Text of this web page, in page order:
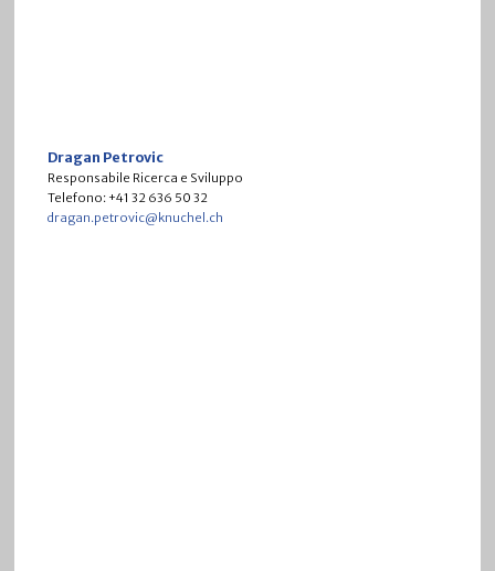
Dragan Petrovic
Responsabile Ricerca e Sviluppo
Telefono: +41 32 636 50 32
dragan.petrovic@knuchel.ch